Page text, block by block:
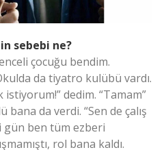
sebebi ne?
çocuğu bendim.
da tiyatro kulübü vardı.
dedim. “Tamam”
da verdi. “Sen de çalış
gün ben tüm ezberi
rol bana kaldı.